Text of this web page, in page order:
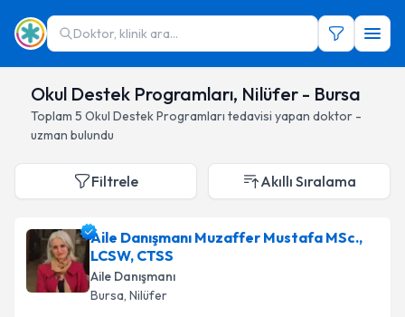
Doktor, klinik ara...
Okul Destek Programları, Nilüfer - Bursa
Toplam 5 Okul Destek Programları tedavisi yapan doktor -
uzman bulundu
Filtrele Akıllı Sıralama
Aile Danışmanı Muzaffer Mustafa MSc.,
LCSW, CTSS
Aile Danışmanı
Bursa, Nilüfer